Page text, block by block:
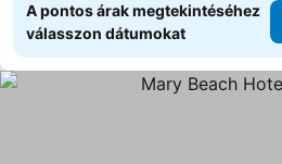
A pontos árak megtekintéséhez
válasszon dátumokat